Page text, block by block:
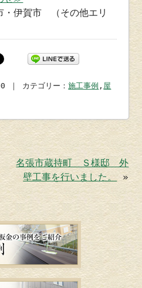
・伊賀市 （その他エリ
｜ カテゴリー：施工事例 , 屋
名張市蔵持町 Ｓ様邸 外
壁工事を行いました。»